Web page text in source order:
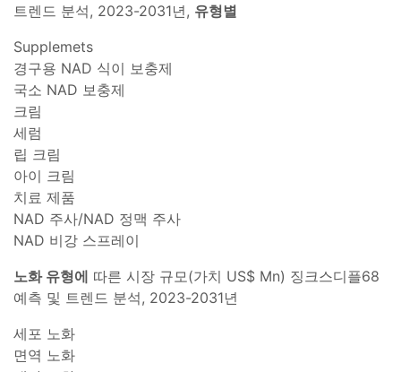
트렌드 분석, 2023-2031년, 유형별
Supplemets
경구용 NAD 식이 보충제
국소 NAD 보충제
크림
세럼
립 크림
아이 크림
치료 제품
NAD 주사/NAD 정맥 주사
NAD 비강 스프레이
노화 유형에 따른 시장 규모(가치 US$ Mn) 징크스디플68
예측 및 트렌드 분석, 2023-2031년
세포 노화
면역 노화